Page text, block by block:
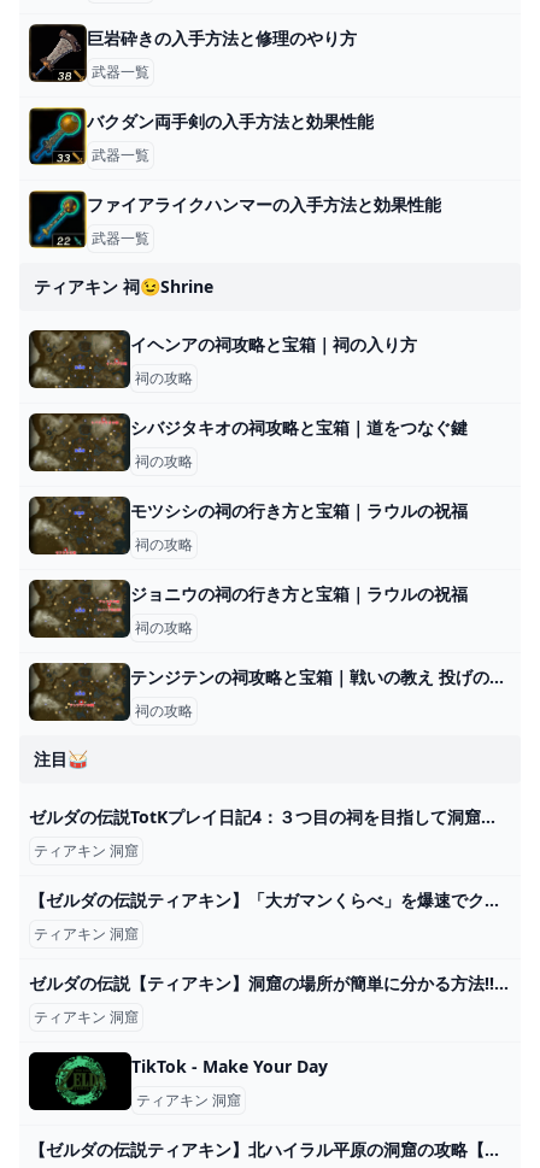
巨岩砕きの入手方法と修理のやり方
武器一覧
バクダン両手剣の入手方法と効果性能
武器一覧
ファイアライクハンマーの入手方法と効果性能
武器一覧
ティアキン 祠😉shrine
イヘンアの祠攻略と宝箱｜祠の入り方
祠の攻略
シバジタキオの祠攻略と宝箱｜道をつなぐ鍵
祠の攻略
モツシシの祠の行き方と宝箱｜ラウルの祝福
祠の攻略
ジョニウの祠の行き方と宝箱｜ラウルの祝福
祠の攻略
テンジテンの祠攻略と宝箱｜戦いの教え 投げの極意
祠の攻略
注目🥁
ゼルダの伝説TotKプレイ日記4：３つ目の祠を目指して洞窟探検！冒険に役立つゾナウギア！ – くねおの電脳リサーチ
ティアキン 洞窟
【ゼルダの伝説ティアキン】「大ガマンくらべ」を爆速でクリアする方法！ - YouTube
ティアキン 洞窟
ゼルダの伝説【ティアキン】洞窟の場所が簡単に分かる方法!! マヨイの落とし物見つけるのが楽になるかも？ - YouTube
ティアキン 洞窟
TikTok - Make Your Day
ティアキン 洞窟
【ゼルダの伝説ティアキン】北ハイラル平原の洞窟の攻略【クライムグローブ】 こころぐゲーム